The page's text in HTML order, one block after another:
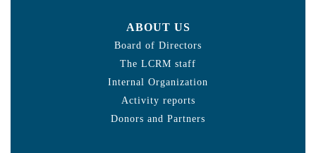
ABOUT US
Board of Directors
The LCRM staff
Internal Organization
Activity reports
Donors and Partners